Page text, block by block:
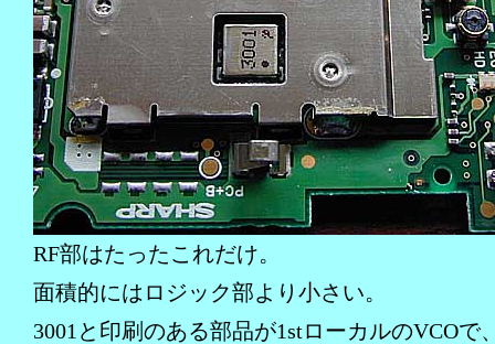
RF部はたったこれだけ。
面積的にはロジック部より小さい。
3001と印刷のある部品が1stローカルのVCOで